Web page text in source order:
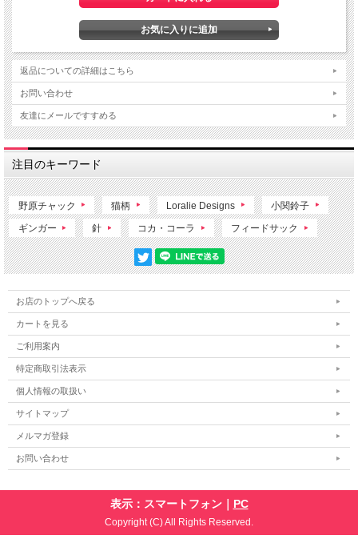
返品についての詳細はこちら
お問い合わせ
友達にメールですすめる
注目のキーワード
野原チャック 猫柄 Loralie Designs 小関鈴子
ギンガー 針 コカ・コーラ フィードサック
お店のトップへ戻る
カートを見る
ご利用案内
特定商取引法表示
個人情報の取扱い
サイトマップ
メルマガ登録
お問い合わせ
表示：スマートフォン｜ PC
Copyright (C) All Rights Reserved.